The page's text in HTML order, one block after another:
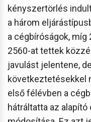
kényszertörlés
a három
a cégbíróságok,
2560-at tettek
javulást jelentene,
következtetésekkel
első félévben a
hátráltatta az